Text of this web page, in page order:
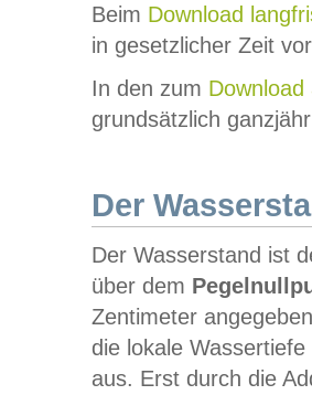
Beim Download
in gesetzlicher Zeit
In den zum Download
grundsätzlich
Der
Der Wasserstand ist
über dem
Zentimeter
die lokale
aus. Erst durch die